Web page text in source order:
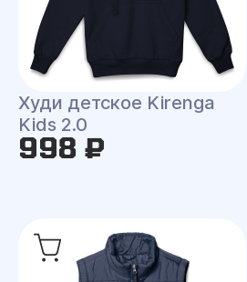
Худи детское Kirenga
Kids 2.0
998 ₽